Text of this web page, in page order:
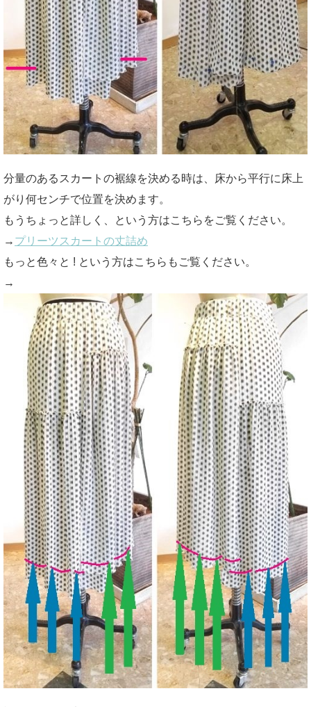
分量のあるスカートの裾線を決める時は、床から平行に床上
がり何センチで位置を決めます。
もうちょっと詳しく、という方はこちらをご覧ください。
→ プリーツスカートの丈詰め
もっと色々と ! という方はこちらもご覧ください。
→